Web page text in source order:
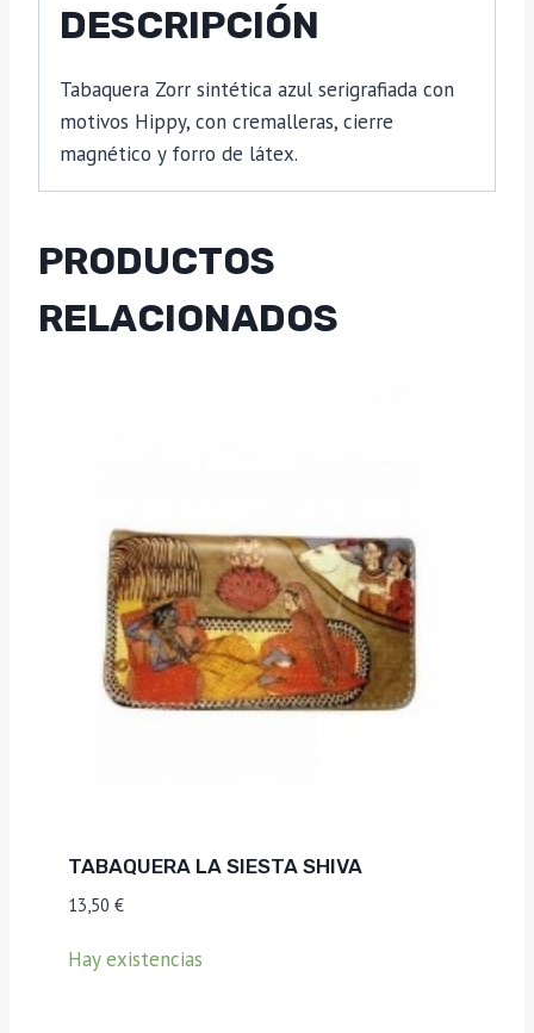
DESCRIPCIÓN
Tabaquera Zorr sintética azul serigrafiada con
motivos Hippy, con cremalleras, cierre
magnético y forro de látex.
PRODUCTOS
RELACIONADOS
TABAQUERA LA SIESTA SHIVA
13,50 €
Hay existencias